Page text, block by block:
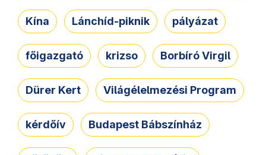
Kína Lánchíd-piknik pályázat
főigazgató krizso Borbíró Virgil
Dürer Kert Világélelmezési Program
kérdőív Budapest Bábszínház